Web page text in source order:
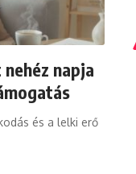
napja
és a lelki erő